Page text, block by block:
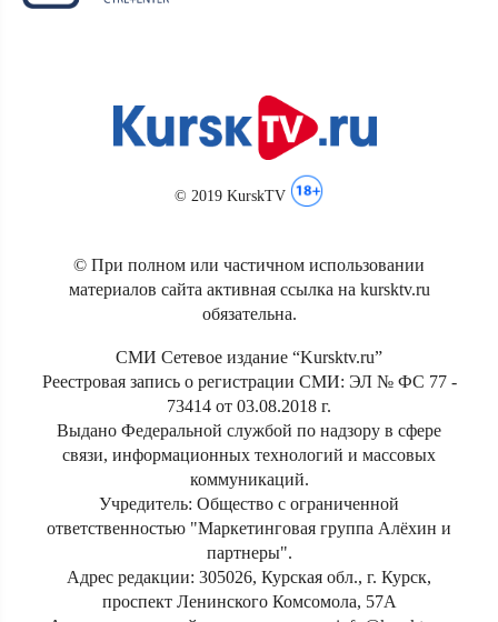
© 2019 KurskTV
© При полном или частичном использовании
материалов сайта активная ссылка на kursktv.ru
обязательна.
СМИ Сетевое издание “Kursktv.ru”
Реестровая запись о регистрации СМИ: ЭЛ № ФС 77 -
73414 от 03.08.2018 г.
Выдано Федеральной службой по надзору в сфере
связи, информационных технологий и массовых
коммуникаций.
Учредитель: Общество с ограниченной
ответственностью "Маркетинговая группа Алёхин и
партнеры".
Адрес редакции: 305026, Курская обл., г. Курск,
проспект Ленинского Комсомола, 57А